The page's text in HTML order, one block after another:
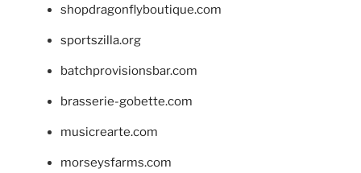
shopdragonflyboutique.com
sportszilla.org
batchprovisionsbar.com
brasserie-gobette.com
musicrearte.com
morseysfarms.com